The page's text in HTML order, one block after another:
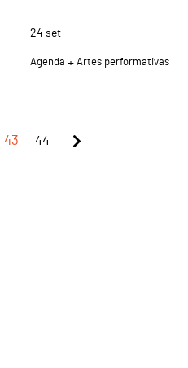
24 set
Agenda Artes performativas
43 44